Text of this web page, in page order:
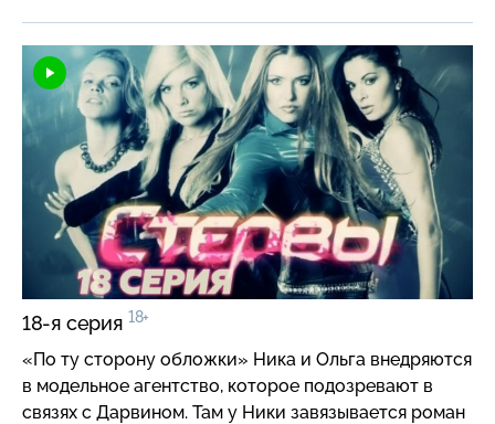
18-я серия 18+
«По ту сторону обложки» Ника и Ольга внедряются
в модельное агентство, которое подозревают в
связях с Дарвином. Там у Ники завязывается роман